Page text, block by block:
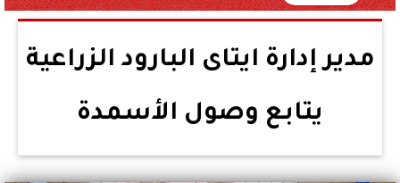
مدير إدارة ايتاى البارود الزراعية
يتابع وصول الأسمدة